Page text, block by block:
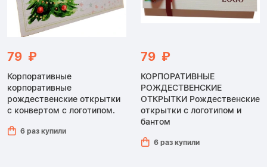
79 ₽
Корпоративные
корпоративные
рождественские открытки
с конвертом с логотипом.
6 раз купили
79 ₽
КОРПОРАТИВНЫЕ
РОЖДЕСТВЕНСКИЕ
ОТКРЫТКИ Рождественские
открытки с логотипом и
бантом
6 раз купили